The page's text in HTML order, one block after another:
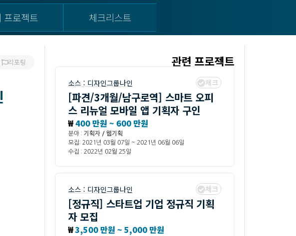
프로젝트 체크리스트
리포팅 관련 프로젝트
소스 : 디자인그룹나인 체크
[파견/3개월/남구로역] 스마트 오피
스 리뉴얼 모바일 앱 기획자 구인
₩400 만원 ~ 600 만원
분야 : 기획자 / 웹기획
모집: 2021년 03월 07일 ~ 2021년 06월 06일
수집 : 2022년 02월 25일
소스 : 디자인그룹나인 체크
[정규직] 스타트업 기업 정규직 기획
자 모집
₩3,500 만원 ~ 5,000 만원